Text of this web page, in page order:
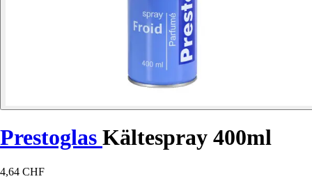
Prestoglas Kältespray 400ml
4,64 CHF